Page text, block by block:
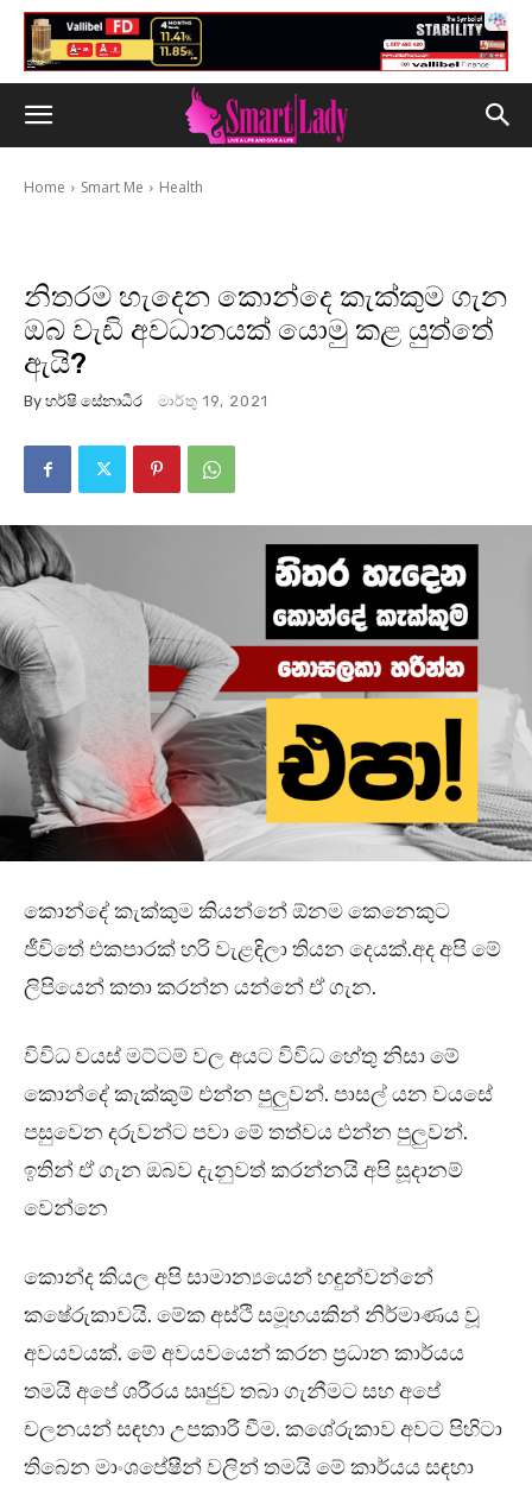
Home Smart Me Health
නිතරම හැදෙන කොන්දෙ කැක්කුම ගැන
ඔබ වැඩි අවධානයක් යොමු කළ යුත්තේ
ඇයි?
By හර්ෂි සේනාධීර මාර්තු 19, 2021
කොන්දේ කැක්කුම කියන්නේ ඕනම කෙනෙකුට
ජීවිතේ එකපාරක් හරි වැළඳිලා තියන දෙයක්.අද අපි මේ
ලිපියෙන් කතා කරන්න යන්නේ ඒ ගැන.
විවිධ වයස් මට්ටම් වල අයට විවිධ හේතු නිසා මේ
කොන්දේ කැක්කුම් එන්න පුලුවන්. පාසල් යන වයසේ
පසුවෙන දරුවන්ට පවා මේ තත්වය එන්න පුලුවන්.
ඉතින් ඒ ගැන ඔබව දැනුවත් කරන්නයි අපි සූදානම්
වෙන්නෙ
කොන්ද කියල අපි සාමාන්‍යයෙන් හඳුන්වන්නේ
කෂේරුකාවයි. මේක අස්ථි සමූහයකින් නිර්මාණය වූ
අවයවයක්. මේ අවයවයෙන් කරන ප්‍රධාන කාර්යය
තමයි අපේ ශරීරය ඍජුව තබා ගැනීමට සහ අපේ
චලනයන් සඳහා උපකාරී වීම. කශේරුකාව අවට පිහිටා
තිබෙන මාංශපේෂීන් වලින් තමයි මේ කාර්යය සඳහා